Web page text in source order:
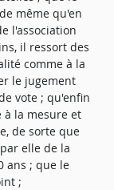
même qu'en
l'association
il ressort des
comme à la
le jugement
vote ; qu'enfin
à la mesure et
de sorte que
elle de la
ans ; que le
;